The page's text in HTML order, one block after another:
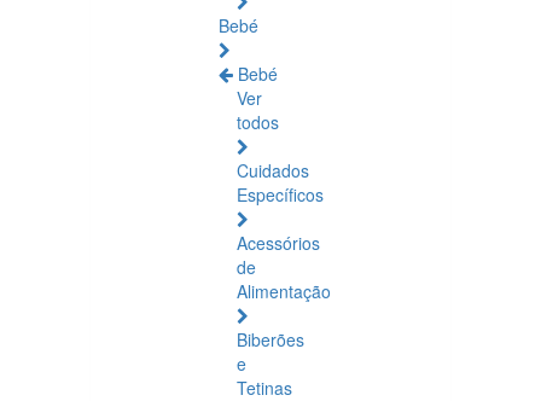
Bebé
Bebé
Ver
todos
Cuidados
Específicos
Acessórios
de
Alimentação
Biberões
e
Tetinas